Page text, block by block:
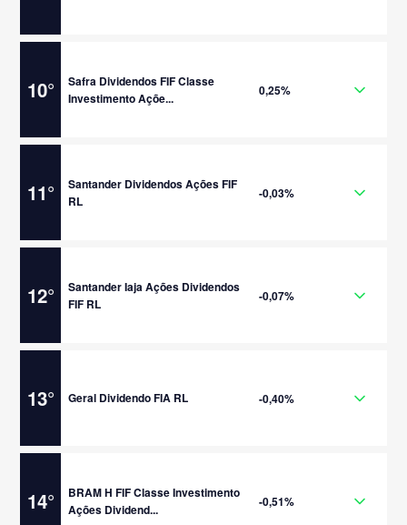
10°
Safra Dividendos FIF Classe
Investimento Açõe...
0,25%
11°
Santander Dividendos Ações FIF
RL
-0,03%
12°
Santander Iaja Ações Dividendos
FIF RL
-0,07%
13° Geral Dividendo FIA RL -0,40%
14°
BRAM H FIF Classe Investimento
Ações Dividend...
-0,51%